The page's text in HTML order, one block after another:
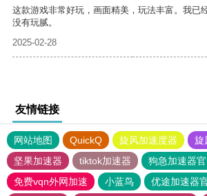
这款游戏非常好玩，画面精美，玩法丰富。我已
没有玩腻。
2025-02-28
友情链接
网站地图 QuickQ 旋风加速度器
旋
坚果加速器
tiktok加速器
狗急加速器
免费vqn外网加速
小蓝鸟 优途加速器